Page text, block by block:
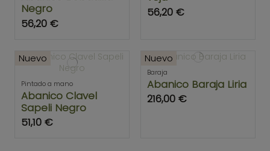
Negro
56,20 €
56,20 €
Nuevo
Pintado a mano
Abanico Clavel
Sapeli Negro
51,10 €
Nuevo
Baraja
Abanico Baraja Liria
216,00 €